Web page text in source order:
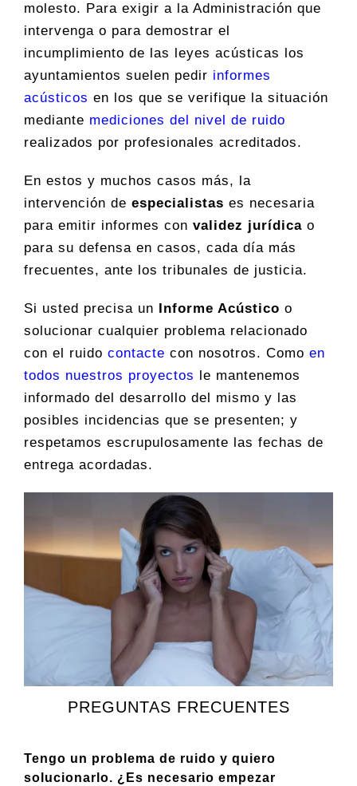
molesto. Para exigir a la Administración que
intervenga o para demostrar el
incumplimiento de las leyes acústicas los
ayuntamientos suelen pedir informes
acústicos en los que se verifique la situación
mediante mediciones del nivel de ruido
realizados por profesionales acreditados.
En estos y muchos casos más, la
intervención de especialistas es necesaria
para emitir informes con validez jurídicao
para su defensa en casos, cada día más
frecuentes, ante los tribunales de justicia.
Si usted precisa un Informe Acústico o
solucionar cualquier problema relacionado
con el ruido contacte con nosotros. Como en
todos nuestros proyectos
le mantenemos
informado del desarrollo del mismo y las
posibles incidencias que se presenten; y
respetamos escrupulosamente las fechas de
entrega acordadas.
PREGUNTAS FRECUENTES
Tengo un problema de ruido y quiero
solucionarlo. ¿Es necesario empezar